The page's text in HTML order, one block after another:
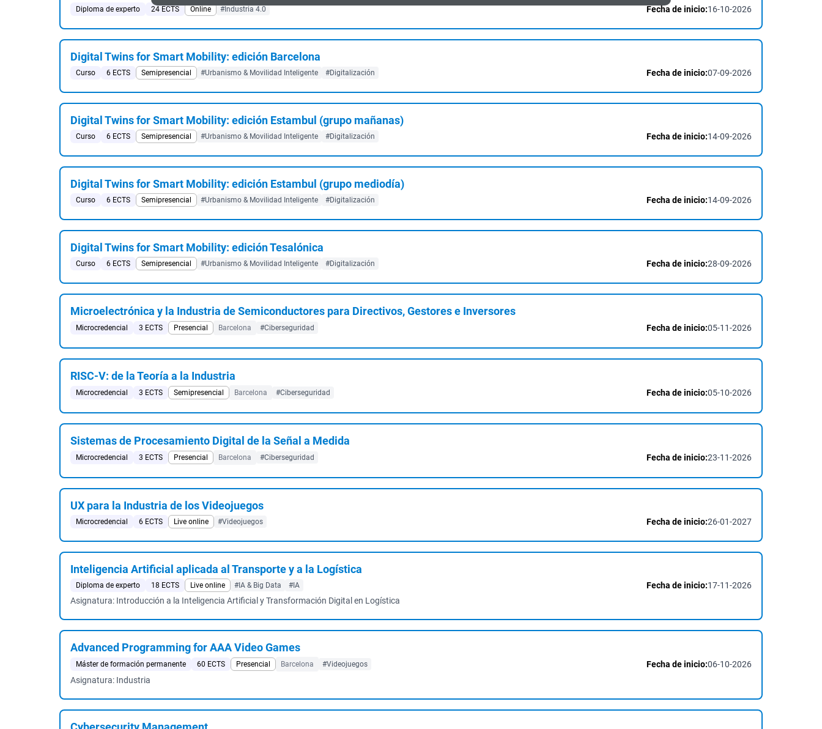
Diploma de experto 24 ECTS Online #Industria 4.0 Fecha de inicio:16-10-2026
Digital Twins for Smart Mobility: edición Barcelona
Curso 6 ECTS Semipresencial #Urbanismo & Movilidad Inteligente #Digitalización Fecha de inicio:07-09-2026
Digital Twins for Smart Mobility: edición Estambul (grupo mañanas)
Curso 6 ECTS Semipresencial #Urbanismo & Movilidad Inteligente #Digitalización Fecha de inicio:14-09-2026
Digital Twins for Smart Mobility: edición Estambul (grupo mediodía)
Curso 6 ECTS Semipresencial #Urbanismo & Movilidad Inteligente #Digitalización Fecha de inicio:14-09-2026
Digital Twins for Smart Mobility: edición Tesalónica
Curso 6 ECTS Semipresencial #Urbanismo & Movilidad Inteligente #Digitalización Fecha de inicio:28-09-2026
Microelectrónica y la Industria de Semiconductores para Directivos, Gestores e Inversores
Microcredencial 3 ECTS Presencial Barcelona #Ciberseguridad Fecha de inicio:05-11-2026
RISC-V: de la Teoría a la Industria
Microcredencial 3 ECTS Semipresencial Barcelona #Ciberseguridad Fecha de inicio:05-10-2026
Sistemas de Procesamiento Digital de la Señal a Medida
Microcredencial 3 ECTS Presencial Barcelona #Ciberseguridad Fecha de inicio:23-11-2026
UX para la Industria de los Videojuegos
Microcredencial 6 ECTS Live online #Videojuegos Fecha de inicio:26-01-2027
Inteligencia Artificial aplicada al Transporte y a la Logística
Diploma de experto 18 ECTS Live online #IA & Big Data #IA Fecha de inicio:17-11-2026
Asignatura: Introducción a la Inteligencia Artificial y Transformación Digital en Logística
Advanced Programming for AAA Video Games
Máster de formación permanente 60 ECTS Presencial Barcelona #Videojuegos Fecha de inicio:06-10-2026
Asignatura: Industria